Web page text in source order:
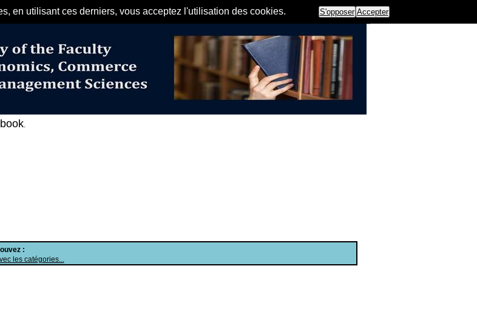
en utilisant ces derniers, vous acceptez l'utilisation des cookies. S'opposer Accepter
مرحبا بكم في
:
les catégories...
.